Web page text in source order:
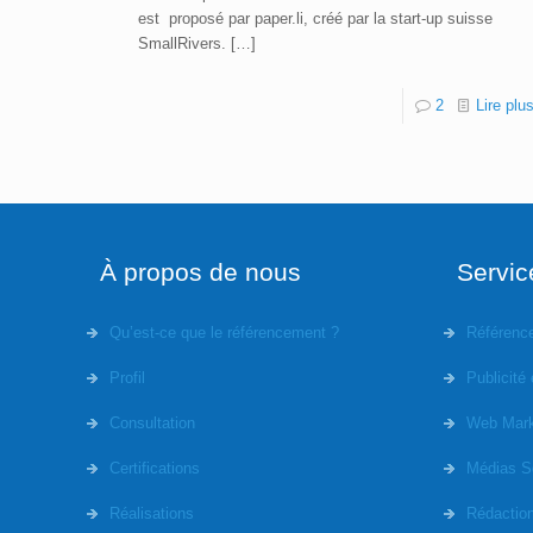
est proposé par paper.li, créé par la start-up suisse
SmallRivers. […]
2 Lire plus
À propos de nous
Qu’est-ce que le référencement ?
Profil
Consultation
Certifications
Réalisations
Publicité
Web
Médias